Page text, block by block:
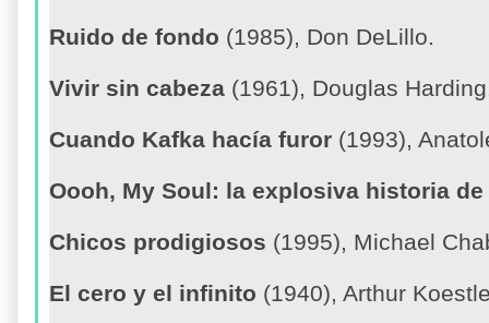
Ruido de fondo (1985), Don DeLillo.
Vivir sin cabeza (1961), Douglas
Cuando Kafka hacía furor (1993),
Oooh, My Soul: la explosiva historia
Chicos prodigiosos (1995), Michael
El cero y el infinito (1940), Arthur